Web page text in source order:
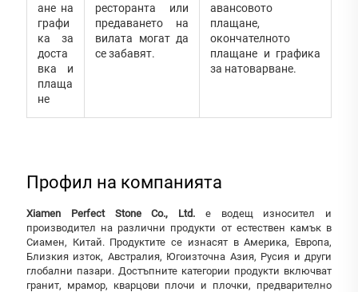
ане на
графи
ка за
доста
вка и
плаща
не
ресторанта или
предаването на
вилата могат да
се забавят.
авансовото
плащане,
окончателното
плащане и графика
за натоварване.
Профил на компанията
Xiamen Perfect Stone Co., Ltd. е водещ износител и
производител на различни продукти от естествен камък в
Сиамен, Китай. Продуктите се изнасят в Америка, Европа,
Близкия изток, Австралия, Югоизточна Азия, Русия и други
глобални пазари. Достъпните категории продукти включват
гранит, мрамор, кварцови плочи и плочки, предварително